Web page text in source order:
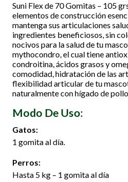
Suni Flex de 70 Gomitas – 105
elementos de construcción
mantenga sus articulaciones
ingredientes beneficiosos, sin
nocivos para la salud de tu
mythocondro, el cual tiene
condroitina, ácidos grasos y
comodidad, hidratación de las
flexibilidad articular de tu
naturalmente con hígado de
Modo De Uso:
Gatos:
1 gomita al día.
Perros:
Hasta 5 kg – 1 gomita al día